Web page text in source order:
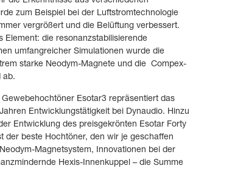
zum Beispiel bei der Luftstromtechnologie
vergrößert und die Belüftung verbessert.
Element: die resonanzstabilisierende
umfangreicher Simulationen wurde die
starke Neodym-Magnete und die Compex-
ab.
Esotar3 repräsentiert das
Entwicklungstätigkeit bei Dynaudio. Hinzu
Entwicklung des preisgekrönten Esotar Forty
der beste Hochtöner, den wir je geschaffen
Magnetsystem, Innovationen bei der
Hexis-Innenkuppel – die Summe